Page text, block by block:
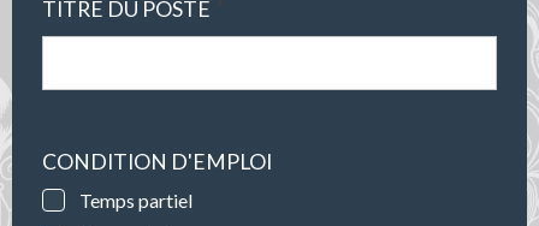
TITRE DU POSTE
CONDITION D'EMPLOI
Temps partiel